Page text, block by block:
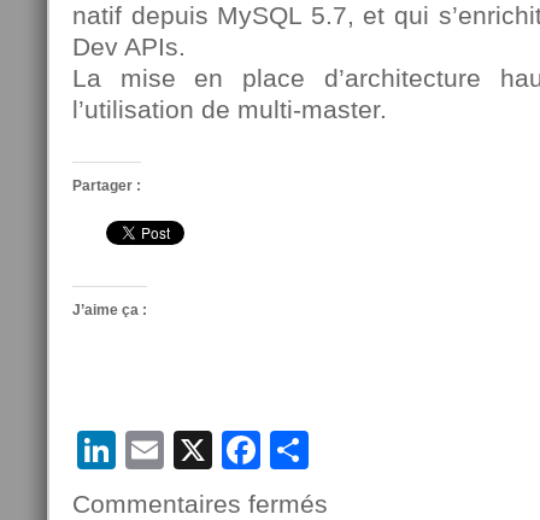
natif depuis MySQL 5.7, et qui
Dev APIs.
La mise en place d’architecture
l’utilisation de multi-master.
Partager :
J’aime ça :
LinkedIn
Email
X Facebook
Commentaires fermés